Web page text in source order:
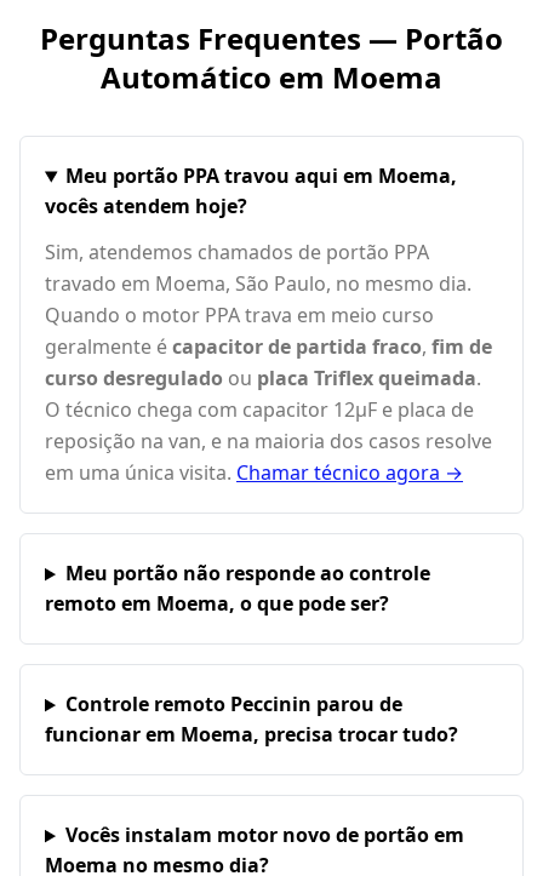
Perguntas Frequentes — Portão
Automático em Moema
Meu portão PPA travou aqui em Moema,
vocês atendem hoje?
Sim, atendemos chamados de portão PPA
travado em Moema, São Paulo, no mesmo dia.
Quando o motor PPA trava em meio curso
geralmente écapacitor de partida fraco, fim de
curso desregulado ou placa Triflex queimada.
O técnico chega com capacitor 12µF e placa de
reposição na van, e na maioria dos casos resolve
em uma única visita. Chamar técnico agora →
Meu portão não responde ao controle
remoto em Moema, o que pode ser?
Controle remoto Peccinin parou de
funcionar em Moema, precisa trocar tudo?
Vocês instalam motor novo de portão em
Moema no mesmo dia?